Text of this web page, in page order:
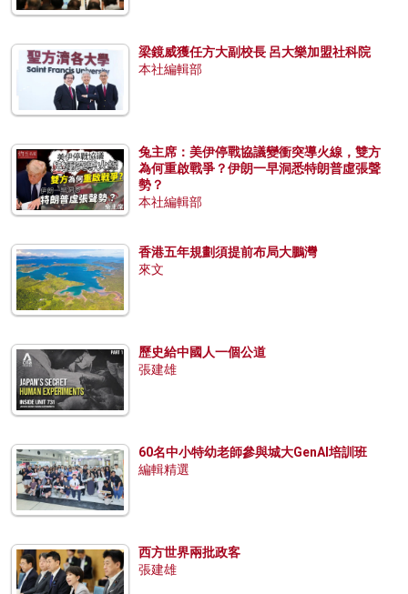
梁鏡威獲任方大副校長 呂大樂加盟社科院
本社編輯部
兔主席：美伊停戰協議變衝突導火線，雙方
為何重啟戰爭？伊朗一早洞悉特朗普虛張聲
勢？
本社編輯部
香港五年規劃須提前布局大鵬灣
來文
歷史給中國人一個公道
張建雄
60名中小特幼老師參與城大GenAI培訓班
編輯精選
西方世界兩批政客
張建雄